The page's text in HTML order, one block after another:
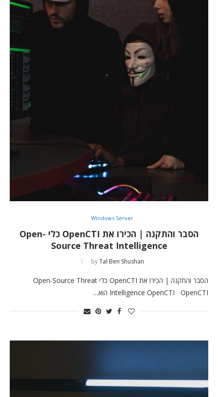
Windows Server
הסבר והתקנה | הכירו את OpenCTI כלי Open-
Source Threat Intelligence
byTal Ben Shushan
הסבר והתקנה | הכירו את OpenCTI כלי Open-Source Threat
Intelligence OpenCTI OpenCTI הוא…